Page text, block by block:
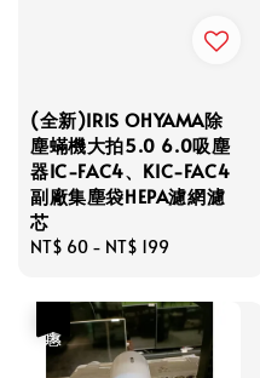
(全新)IRIS OHYAMA除
塵蟎機大拍5.0 6.0吸塵
器IC-FAC4、KIC-FAC4
副廠集塵袋HEPA濾網濾
芯
Regular
NT$ 60 - NT$ 199